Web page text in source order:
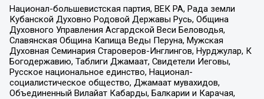
Национал-большевистская партия, ВЕК РА, Рада земли
Кубанской Духовно Родовой Державы Русь, Община
Духовного Управления Асгардской Веси Беловодья,
Славянская Община Капища Веды Перуна, Мужская
Духовная Семинария Староверов-Инглингов, Нурджулар, К
Богодержавию, Таблиги Джамаат, Свидетели Иеговы,
Русское национальное единство, Национал-
социалистическое общество, Джамаат мувахидов,
Объединенный Вилайат Кабарды, Балкарии и Карачая,